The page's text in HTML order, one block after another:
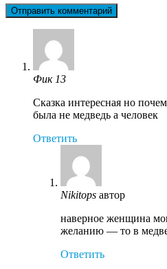
Фик 13
Сказка интересная но
была не медведь а человек
Ответить
Nikitops автор
наверное женщина
желанию — то в
Ответить